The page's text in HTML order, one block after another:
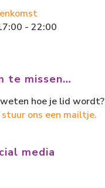
- 22:00
te missen…
hoe je lid wordt?
stuur ons een mailtje.
media